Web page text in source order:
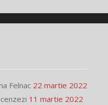
Felnac 22 martie 2022
11 martie 2022